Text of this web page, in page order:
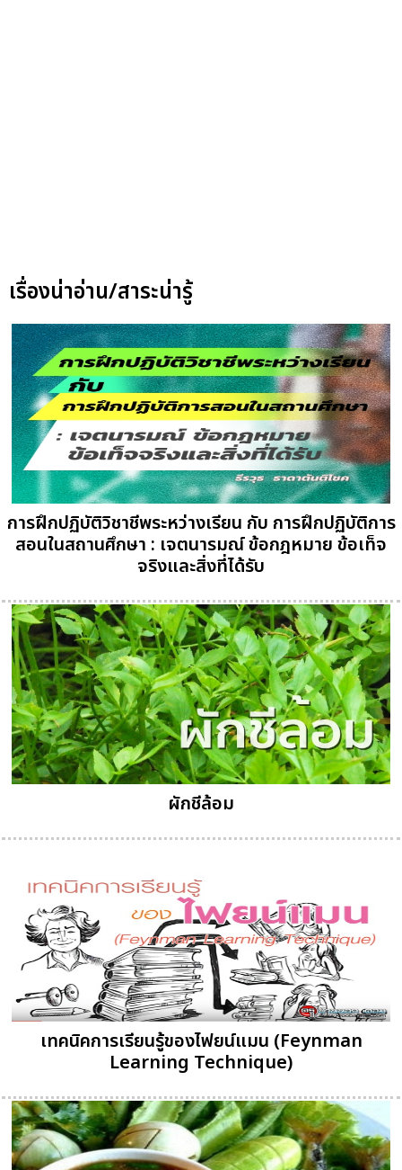
เรื่องน่าอ่าน/สาระน่ารู้
การฝึกปฏิบัติวิชาชีพระหว่างเรียน กับ การฝึกปฏิบัติการ
สอนในสถานศึกษา : เจตนารมณ์ ข้อกฎหมาย ข้อเท็จ
จริงและสิ่งที่ได้รับ
ผักชีล้อม
เทคนิคการเรียนรู้ของไฟยน์แมน (Feynman
Learning Technique)